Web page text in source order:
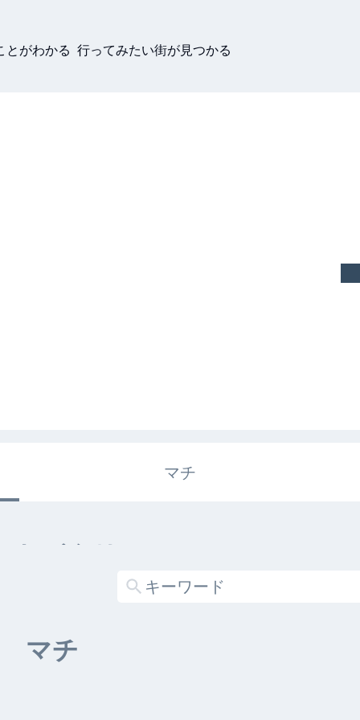
とがわかる 行ってみたい街が見つかる
マチ
キガタリ
マチ